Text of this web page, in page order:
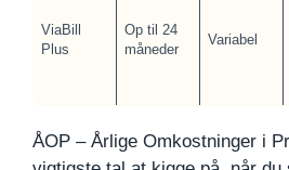
ViaBill
Plus
Op til 24
måneder
Variabel
ÅOP – Årlige Omkostninger i